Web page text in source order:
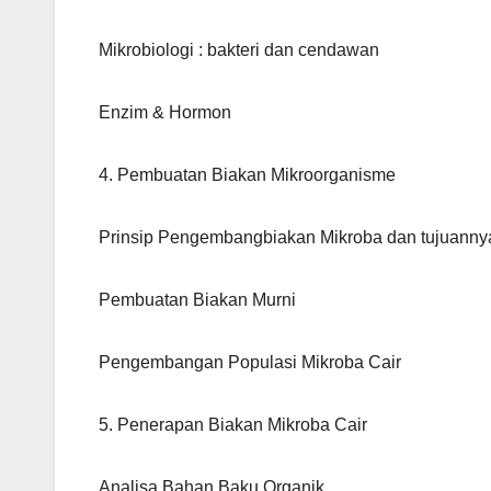
Mikrobiologi : bakteri dan cendawan
Enzim & Hormon
4. Pembuatan Biakan Mikroorganisme
Prinsip Pengembangbiakan Mikroba dan
Pembuatan Biakan Murni
Pengembangan Populasi Mikroba Cair
5. Penerapan Biakan Mikroba Cair